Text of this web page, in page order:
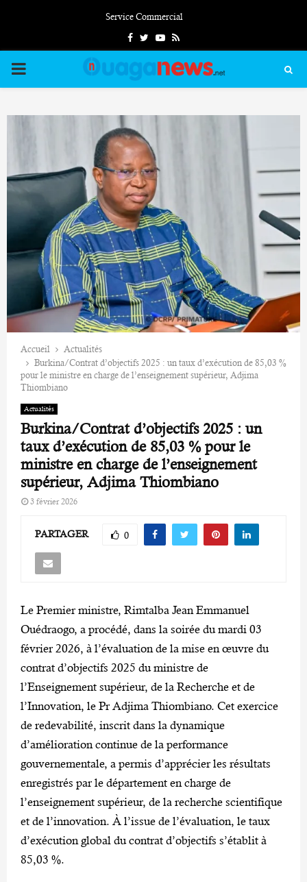
Service Commercial
FacebookTwitterYoutube
Rss
PRIMARY
Accueil
Actualités
‎Burkina/Contrat d’objectifs 2025 : un taux d’exécution de 85,03 %
pour le ministre en charge de l’enseignement supérieur, Adjima
Thiombiano
Actualités
‎Burkina/Contrat d’objectifs 2025 : un
taux d’exécution de 85,03 % pour le
ministre en charge de l’enseignement
supérieur, Adjima Thiombiano
3 février 2026
PARTAGER 0
‎Le Premier ministre, Rimtalba Jean Emmanuel
Ouédraogo, a procédé, dans la soirée du mardi 03
février 2026, à l’évaluation de la mise en œuvre du
contrat d’objectifs 2025 du ministre de
l’Enseignement supérieur, de la Recherche et de
l’Innovation, le Pr Adjima Thiombiano. Cet exercice
de redevabilité, inscrit dans la dynamique
d’amélioration continue de la performance
gouvernementale, a permis d’apprécier les résultats
enregistrés par le département en charge de
l’enseignement supérieur, de la recherche scientifique
et de l’innovation. À l’issue de l’évaluation, le taux
d’exécution global du contrat d’objectifs s’établit à
85,03 %.